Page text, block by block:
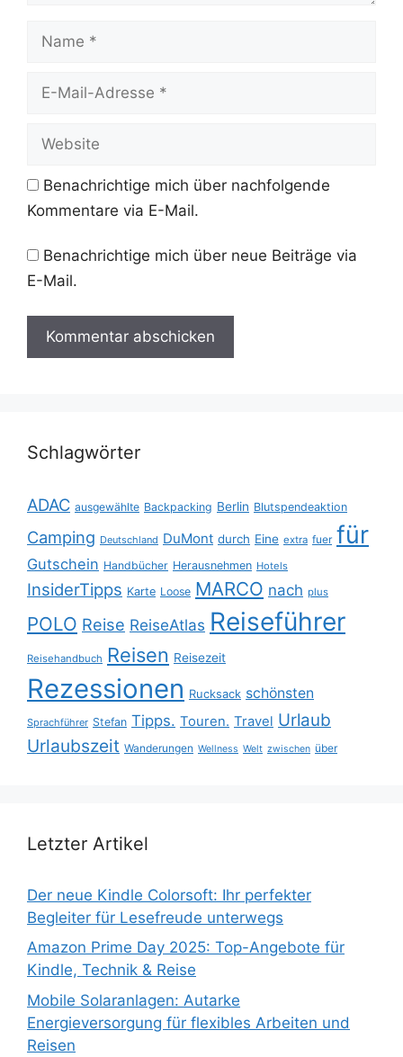
Mail-
Benachrichtige mich über nachfolgende
Kommentare via E-Mail.
Benachrichtige mich über neue Beiträge via
E-Mail.
Schlagwörter
ADAC ausgewählte Backpacking Berlin Blutspendeaktion
Camping Deutschland DuMont durch Eine extra fuer für
Gutschein Handbücher Herausnehmen Hotels
InsiderTipps Karte Loose MARCO nach plus
POLO Reise ReiseAtlas Reiseführer
Reisehandbuch Reisen Reisezeit
Rezessionen Rucksack schönsten
Sprachführer Stefan Tipps. Touren. Travel Urlaub
Urlaubszeit Wanderungen Wellness Welt zwischen über
Letzter Artikel
Der neue Kindle Colorsoft: Ihr perfekter
Begleiter für Lesefreude unterwegs
Amazon Prime Day 2025: Top-Angebote für
Kindle, Technik & Reise
Mobile Solaranlagen: Autarke
Energieversorgung für flexibles Arbeiten und
Reisen